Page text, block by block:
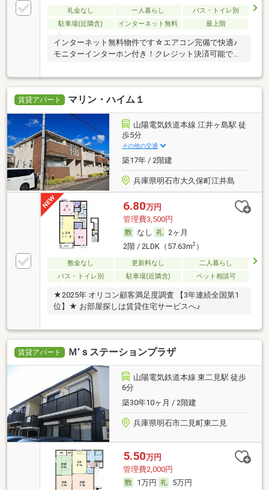
礼金なし 一人暮らし
バス・トイレ別
駐車場(近隣含)
インターネット無料 最上階
インターネット無料物件です☆エアコン完備で快適♪
モニターインターホン付き！クレジット決済可能です
☆
賃貸アパート マリン・ハイム１
山陽電気鉄道本線 江井ヶ島駅 徒
歩5分
その他の交通
築17年 / 2階建
兵庫県明石市大久保町江井島
6.80万円
管理費3,500円
なし
2ヶ月
2階 / 2LDK（57.63m2）
敷金なし 更新料なし
二人暮らし
バス・トイレ別
駐車場(近隣含) ペット相談可
★2025年 オリコン顧客満足度調査 【3年連続全国第1
位】★ お部屋探しは賃貸住宅サービスへ♪
賃貸アパート Ｍ’ｓステーションプラザ
山陽電気鉄道本線 東二見駅 徒歩
6分
築30年10ヶ月 / 2階建
兵庫県明石市二見町東二見
5.50万円
管理費2,000円
1万円
5万円